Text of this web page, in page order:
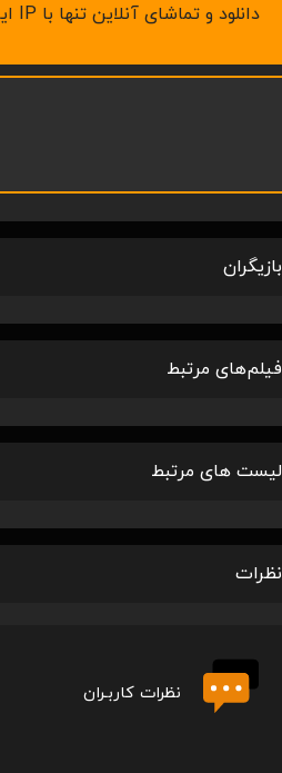
دانلود و تماشای آنلاین تنها با IP ایران امکانپذیر است، لطفاً v.p.n خود را خاموش کنید ، همچنین با نرم افزار IDM در رایانه و ADM در موبایل اقدام به دانلود نمائید.
بازیگران
فیلم‌های مرتبط
لیست های مرتبط
نظرات
نظرات کاربـران